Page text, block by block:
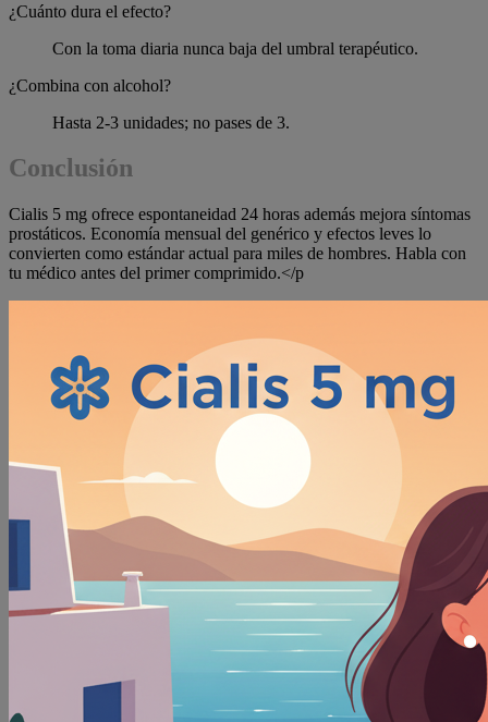
¿Cuánto dura el efecto?
Con la toma diaria nunca baja del umbral terapéutico.
¿Combina con alcohol?
Hasta 2-3 unidades; no pases de 3.
Conclusión
Cialis 5 mg ofrece espontaneidad 24 horas además mejora síntomas
prostáticos. Economía mensual del genérico y efectos leves lo
convierten como estándar actual para miles de hombres. Habla con
tu médico antes del primer comprimido.</p